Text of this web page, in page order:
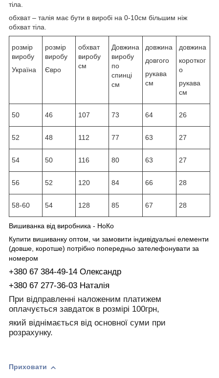
тіла.
обхват – талія має бути в виробі на 0-10см більшим ніж
обхват тіла.
розмір
виробу
Україна
розмір
виробу
Євро
обхват
виробу
см
Довжина
виробу
по
спинці
см
довжина
довгого
рукава
см
довжина
коротког
о
рукава
см
50 46 107 73 64 26
52 48 112 77 63 27
54 50 116 80 63 27
56 52 120 84 66 28
58-60 54 128 85 67 28
Вишиванка від виробника - НоКо
Купити вишиванку оптом, чи замовити індивідуальні елементи
(довше, коротше) потрібно попередньо зателефонувати за
номером
+380 67 384-49-14 Олександр
+380 67 277-36-03 Наталія
При відправленні наложеним платижем
оплачується завдаток в розмірі 100грн,
який віднімається від основної суми при
розрахунку.
Приховати